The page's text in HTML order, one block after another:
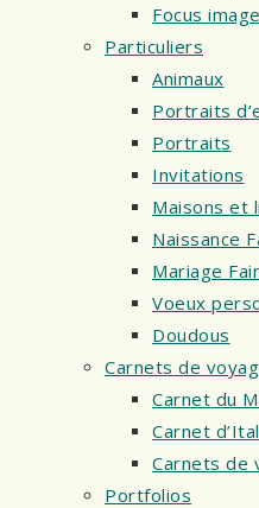
Focus
Particuliers
Animaux
Portraits
Portraits
Invitations
Maisons et
Naissance
Mariage
Voeux
Doudous
Carnets de
Carnet du
Carnet
Carnets de
Portfolios